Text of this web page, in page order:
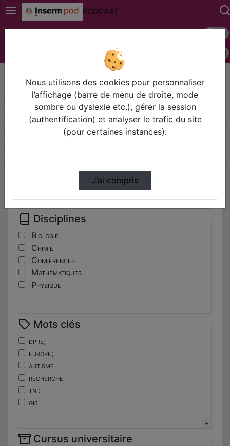
PODCAST
Mode
Police
Filtres
Types
Autre
Disciplines
Biologie
Chimie
Conférences
Mathématiques
Physique
Mots clés
dpre;
europe;
autisme
recherche
tnd
gis
neuro-developpement
Cursus universitaire
Nous utilisons des cookies pour personnaliser
l’affichage (barre de menu de droite, mode
sombre ou dyslexie etc.), gérer la session
(authentification) et analyser le trafic du site
(pour certaines instances).
J’ai compris